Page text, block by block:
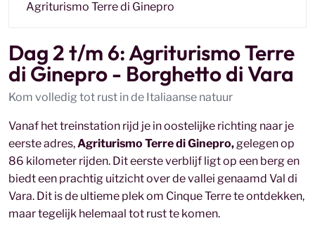
Agriturismo Terre di Ginepro
Dag 2 t/m 6: Agriturismo Terre
di Ginepro - Borghetto di Vara
Kom volledig tot rust in de Italiaanse natuur
Vanaf het treinstation rijd je in oostelijke richting naar je
eerste adres,Agriturismo Terre di Ginepro,gelegen op
86 kilometer rijden. Dit eerste verblijf ligt op een berg en
biedt een prachtig uitzicht over de vallei genaamd Val di
Vara. Dit is de ultieme plek om Cinque Terre te ontdekken,
maar tegelijk helemaal tot rust te komen.